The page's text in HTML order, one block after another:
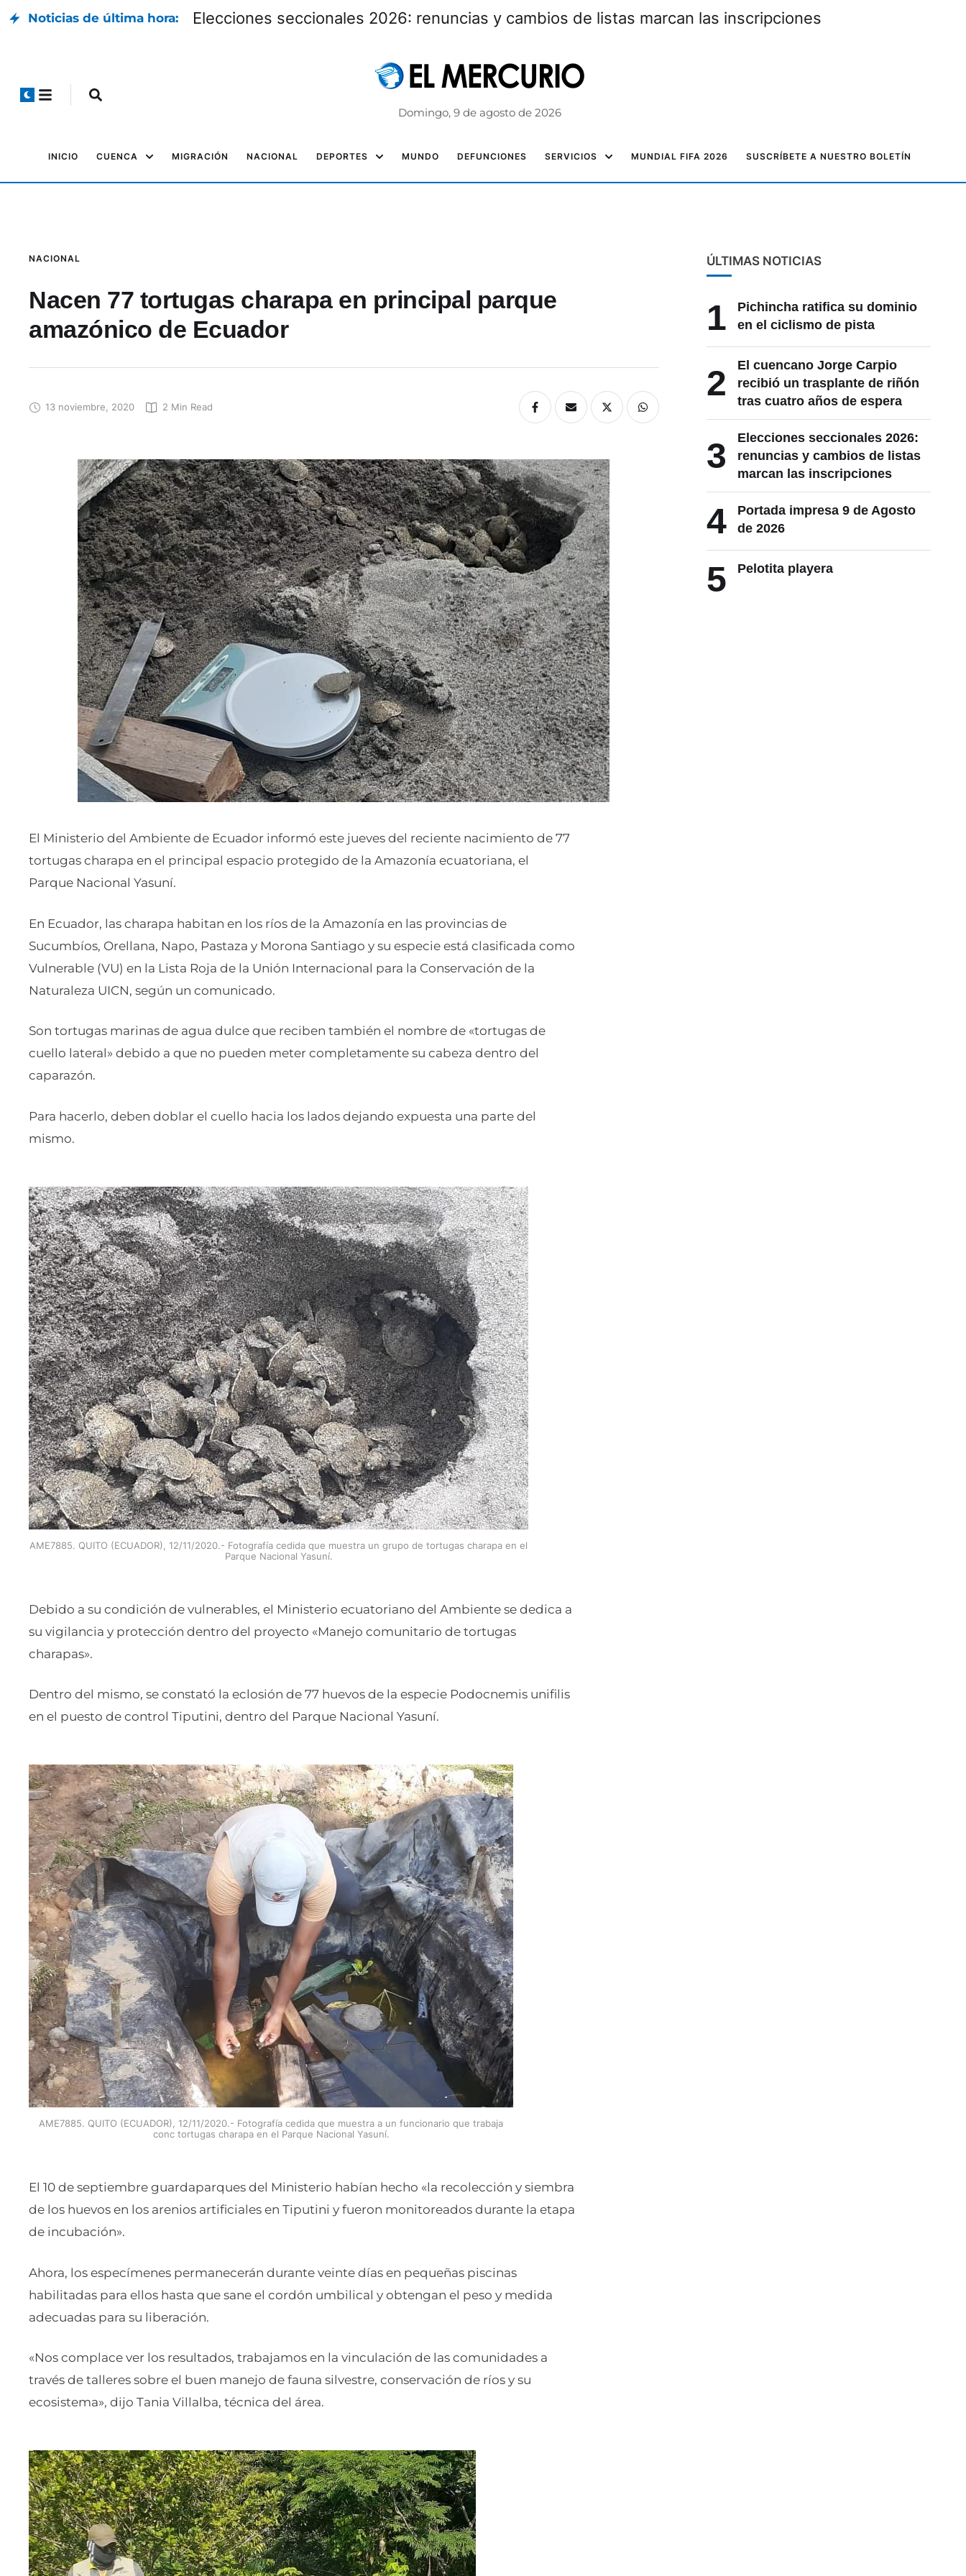
Noticias de última hora: Elecciones seccionales 2026: renuncias y cambios de listas marcan las inscripciones
Domingo, 9 de agosto de 2026
INICIO CUENCA MIGRACIÓN NACIONAL DEPORTES MUNDO DEFUNCIONES SERVICIOS MUNDIAL FIFA 2026 SUSCRÍBETE A NUESTRO BOLETÍN
NACIONAL
Nacen 77 tortugas charapa en principal parque
amazónico de Ecuador
13 noviembre, 2020 2 Min Read
El Ministerio del Ambiente de Ecuador informó este jueves del reciente nacimiento de 77
tortugas charapa en el principal espacio protegido de la Amazonía ecuatoriana, el
Parque Nacional Yasuní.
En Ecuador, las charapa habitan en los ríos de la Amazonía en las provincias de
Sucumbíos, Orellana, Napo, Pastaza y Morona Santiago y su especie está clasificada como
Vulnerable (VU) en la Lista Roja de la Unión Internacional para la Conservación de la
Naturaleza UICN, según un comunicado.
Son tortugas marinas de agua dulce que reciben también el nombre de «tortugas de
cuello lateral» debido a que no pueden meter completamente su cabeza dentro del
caparazón.
Para hacerlo, deben doblar el cuello hacia los lados dejando expuesta una parte del
mismo.
AME7885. QUITO (ECUADOR), 12/11/2020.- Fotografía cedida que muestra un grupo de tortugas charapa en el
Parque Nacional Yasuní.
Debido a su condición de vulnerables, el Ministerio ecuatoriano del Ambiente se dedica a
su vigilancia y protección dentro del proyecto «Manejo comunitario de tortugas
charapas».
Dentro del mismo, se constató la eclosión de 77 huevos de la especie Podocnemis unifilis
en el puesto de control Tiputini, dentro del Parque Nacional Yasuní.
AME7885. QUITO (ECUADOR), 12/11/2020.- Fotografía cedida que muestra a un funcionario que trabaja
conc tortugas charapa en el Parque Nacional Yasuní.
El 10 de septiembre guardaparques del Ministerio habían hecho «la recolección y siembra
de los huevos en los arenios artificiales en Tiputini y fueron monitoreados durante la etapa
de incubación».
Ahora, los especímenes permanecerán durante veinte días en pequeñas piscinas
habilitadas para ellos hasta que sane el cordón umbilical y obtengan el peso y medida
adecuadas para su liberación.
«Nos complace ver los resultados, trabajamos en la vinculación de las comunidades a
través de talleres sobre el buen manejo de fauna silvestre, conservación de ríos y su
ecosistema», dijo Tania Villalba, técnica del área.
ÚLTIMAS NOTICIAS
1
Pichincha ratifica su dominio
en el ciclismo de pista
2
El cuencano Jorge Carpio
recibió un trasplante de riñón
tras cuatro años de espera
3
Elecciones seccionales 2026:
renuncias y cambios de listas
marcan las inscripciones
4
Portada impresa 9 de Agosto
de 2026
5 Pelotita playera